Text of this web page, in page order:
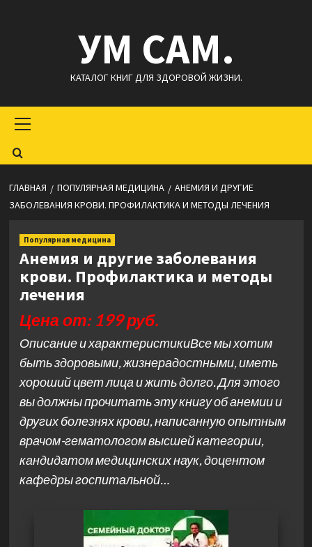
УМ САМ.
КАТАЛОГ КНИГ ДЛЯ ЗДОРОВОЙ ЖИЗНИ.
меню
ГЛАВНАЯ ПОПУЛЯРНАЯ МЕДИЦИНА
АНЕМИЯ И ДРУГИЕ
ЗАБОЛЕВАНИЯ КРОВИ. ПРОФИЛАКТИКА И МЕТОДЫ ЛЕЧЕНИЯ
Популярная медицина
Анемия и другие заболевания
крови. Профилактика и методы
лечения
Цена от: 199 руб.
Описание и характеристикиВсе мы хотим
быть здоровыми, жизнерадостными, иметь
хороший цвет лица и жить долго. Для этого
вы должны прочитать эту книгу об анемии и
других болезнях крови, написанную опытным
врачом-гематологом высшей категории,
кандидатом медицинских наук, доцентом
кафедры госпитальной…